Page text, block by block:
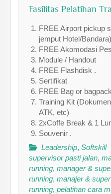
Fasilitas Pelatihan
FREE Airport pickup
jemput Hotel/Bandara)
FREE Akomodasi
Module / Handout
FREE Flashdisk .
Sertifikat
FREE Bag or
Training Kit
ATK, etc)
2xCoffe Break & 1
Souvenir .
Leadership,Softskill
supervisor pasti jalan,
running,manager &
running,manajer &
running,pelatihan cara